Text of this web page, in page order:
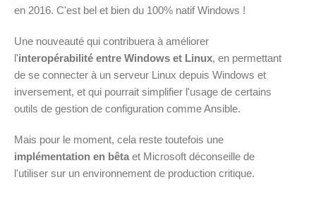
en 2016. C'est bel et bien du 100% natif Windows !
Une nouveauté qui contribuera à améliorer
l'interopérabilité entre Windows et Linux, en permettant
de se connecter à un serveur Linux depuis Windows et
inversement, et qui pourrait simplifier l'usage de certains
outils de gestion de configuration comme Ansible.
Mais pour le moment, cela reste toutefois une
implémentation en bêta et Microsoft déconseille de
l'utiliser sur un environnement de production critique.